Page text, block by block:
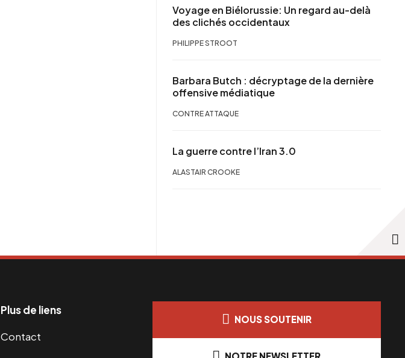
Voyage en Biélorussie: Un regard au-delà
des clichés occidentaux
PHILIPPE STROOT
Barbara Butch : décryptage de la dernière
offensive médiatique
CONTRE ATTAQUE
La guerre contre l’Iran 3.0
ALASTAIR CROOKE
Plus de liens
Contact
NOUS SOUTENIR